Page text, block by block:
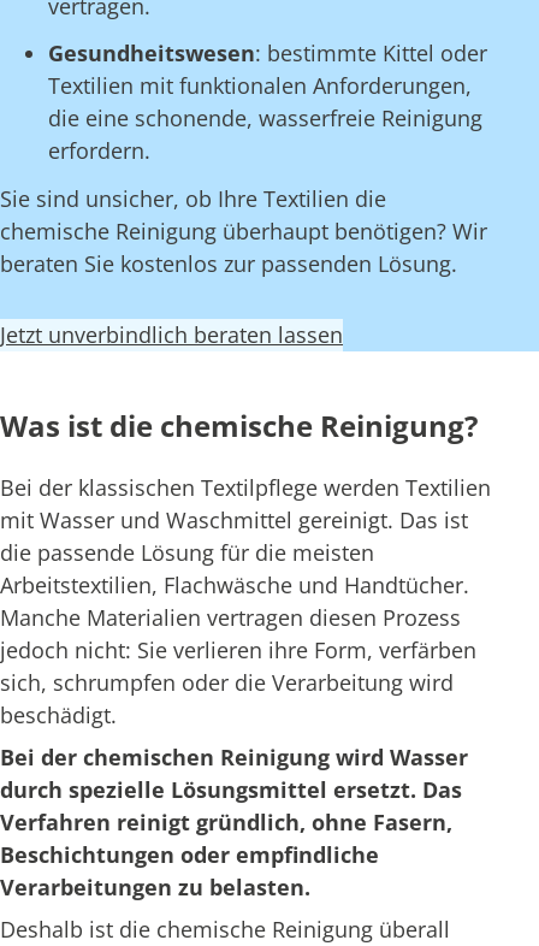
Gesundheitswesen: bestimmte Kittel oder
Textilien mit funktionalen Anforderungen,
die eine schonende, wasserfreie Reinigung
erfordern.
Sie sind unsicher, ob Ihre Textilien die
chemische Reinigung überhaupt benötigen? Wir
beraten Sie kostenlos zur passenden Lösung.
Jetzt unverbindlich beraten lassen
Was ist die chemische Reinigung?
Bei der klassischen Textilpflege werden Textilien
mit Wasser und Waschmittel gereinigt. Das ist
die passende Lösung für die meisten
Arbeitstextilien, Flachwäsche und Handtücher.
Manche Materialien vertragen diesen Prozess
jedoch nicht: Sie verlieren ihre Form, verfärben
sich, schrumpfen oder die Verarbeitung wird
beschädigt.
Bei der chemischen Reinigung wird Wasser
durch spezielle Lösungsmittel ersetzt. Das
Verfahren reinigt gründlich, ohne Fasern,
Beschichtungen oder empfindliche
Verarbeitungen zu belasten.
Deshalb ist die chemische Reinigung überall